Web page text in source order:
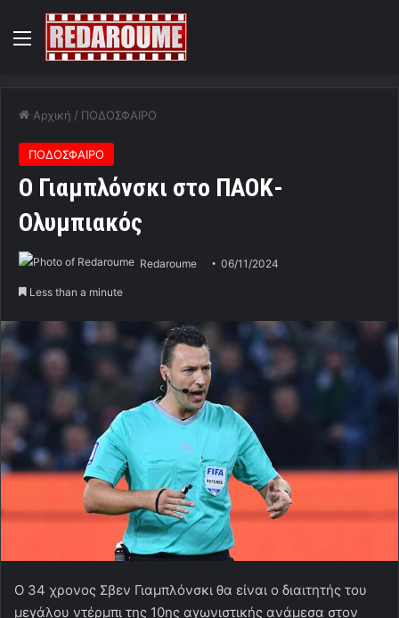
Menu
Αρχική / ΠΟΔΟΣΦΑΙΡΟ
ΠΟΔΟΣΦΑΙΡΟ
O Γιαμπλόνσκι στο ΠΑΟΚ-
Ολυμπιακός
Redaroume 06/11/2024
Less than a minute
O 34 χρονος Σβεν Γιαμπλόνσκι θα είναι ο διαιτητής του
μεγάλου ντέρμπι της 10ης αγωνιστικής ανάμεσα στον